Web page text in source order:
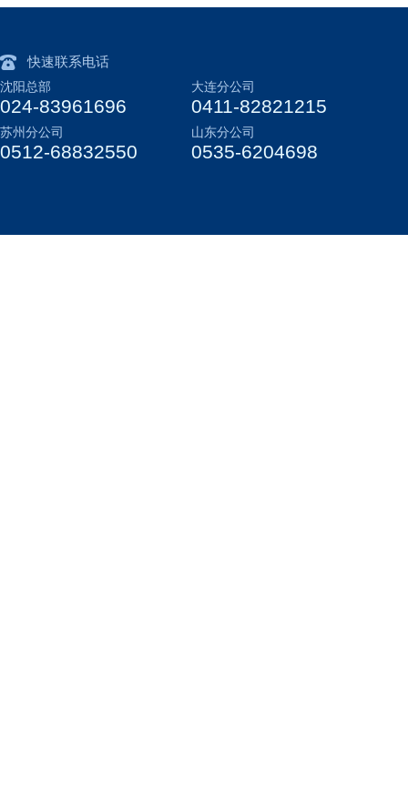
快速联系电话
沈阳总部
024-83961696
大连分公司
0411-82821215
苏州分公司
0512-68832550
山东分公司
0535-6204698